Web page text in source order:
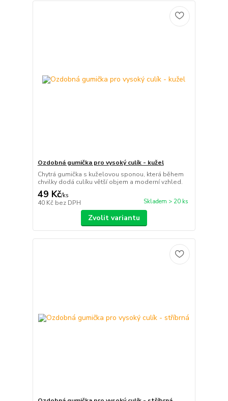
Ozdobná gumička pro vysoký culík - kužel
Chytrá gumička s kuželovou sponou, která během
chvilky dodá culíku větší objem a moderní vzhled.
49 Kč/ks
40 Kč bez DPH Skladem > 20 ks
Zvolit variantu